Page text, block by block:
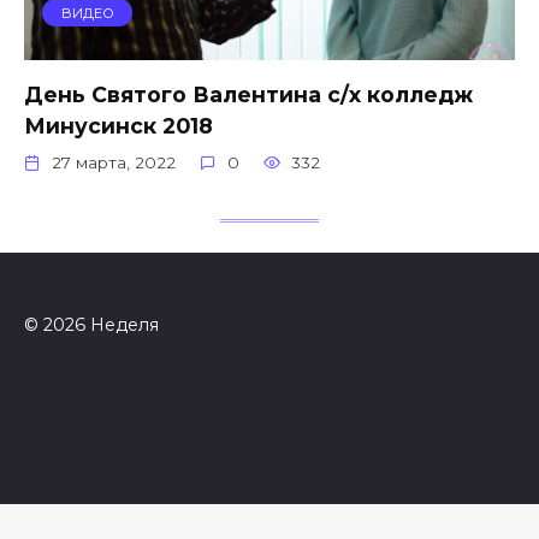
ВИДЕО
День Святого Валентина с/х колледж
Минусинск 2018
27 марта, 2022 0 332
© 2026 Неделя